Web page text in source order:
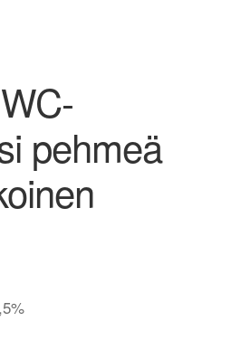
pehmeä